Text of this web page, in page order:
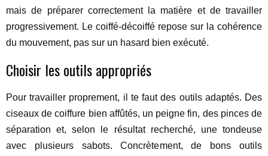
mais de préparer correctement la matière et de travailler
progressivement. Le coiffé-décoiffé repose sur la cohérence
du mouvement, pas sur un hasard bien exécuté.
Choisir les outils appropriés
Pour travailler proprement, il te faut des outils adaptés. Des
ciseaux de coiffure bien affûtés, un peigne fin, des pinces de
séparation et, selon le résultat recherché, une tondeuse
avec plusieurs sabots. Concrètement, de bons outils